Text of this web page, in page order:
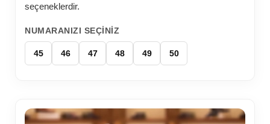
seçeneklerdir.
NUMARANIZI SEÇINIZ
45 46 47 48 49 50